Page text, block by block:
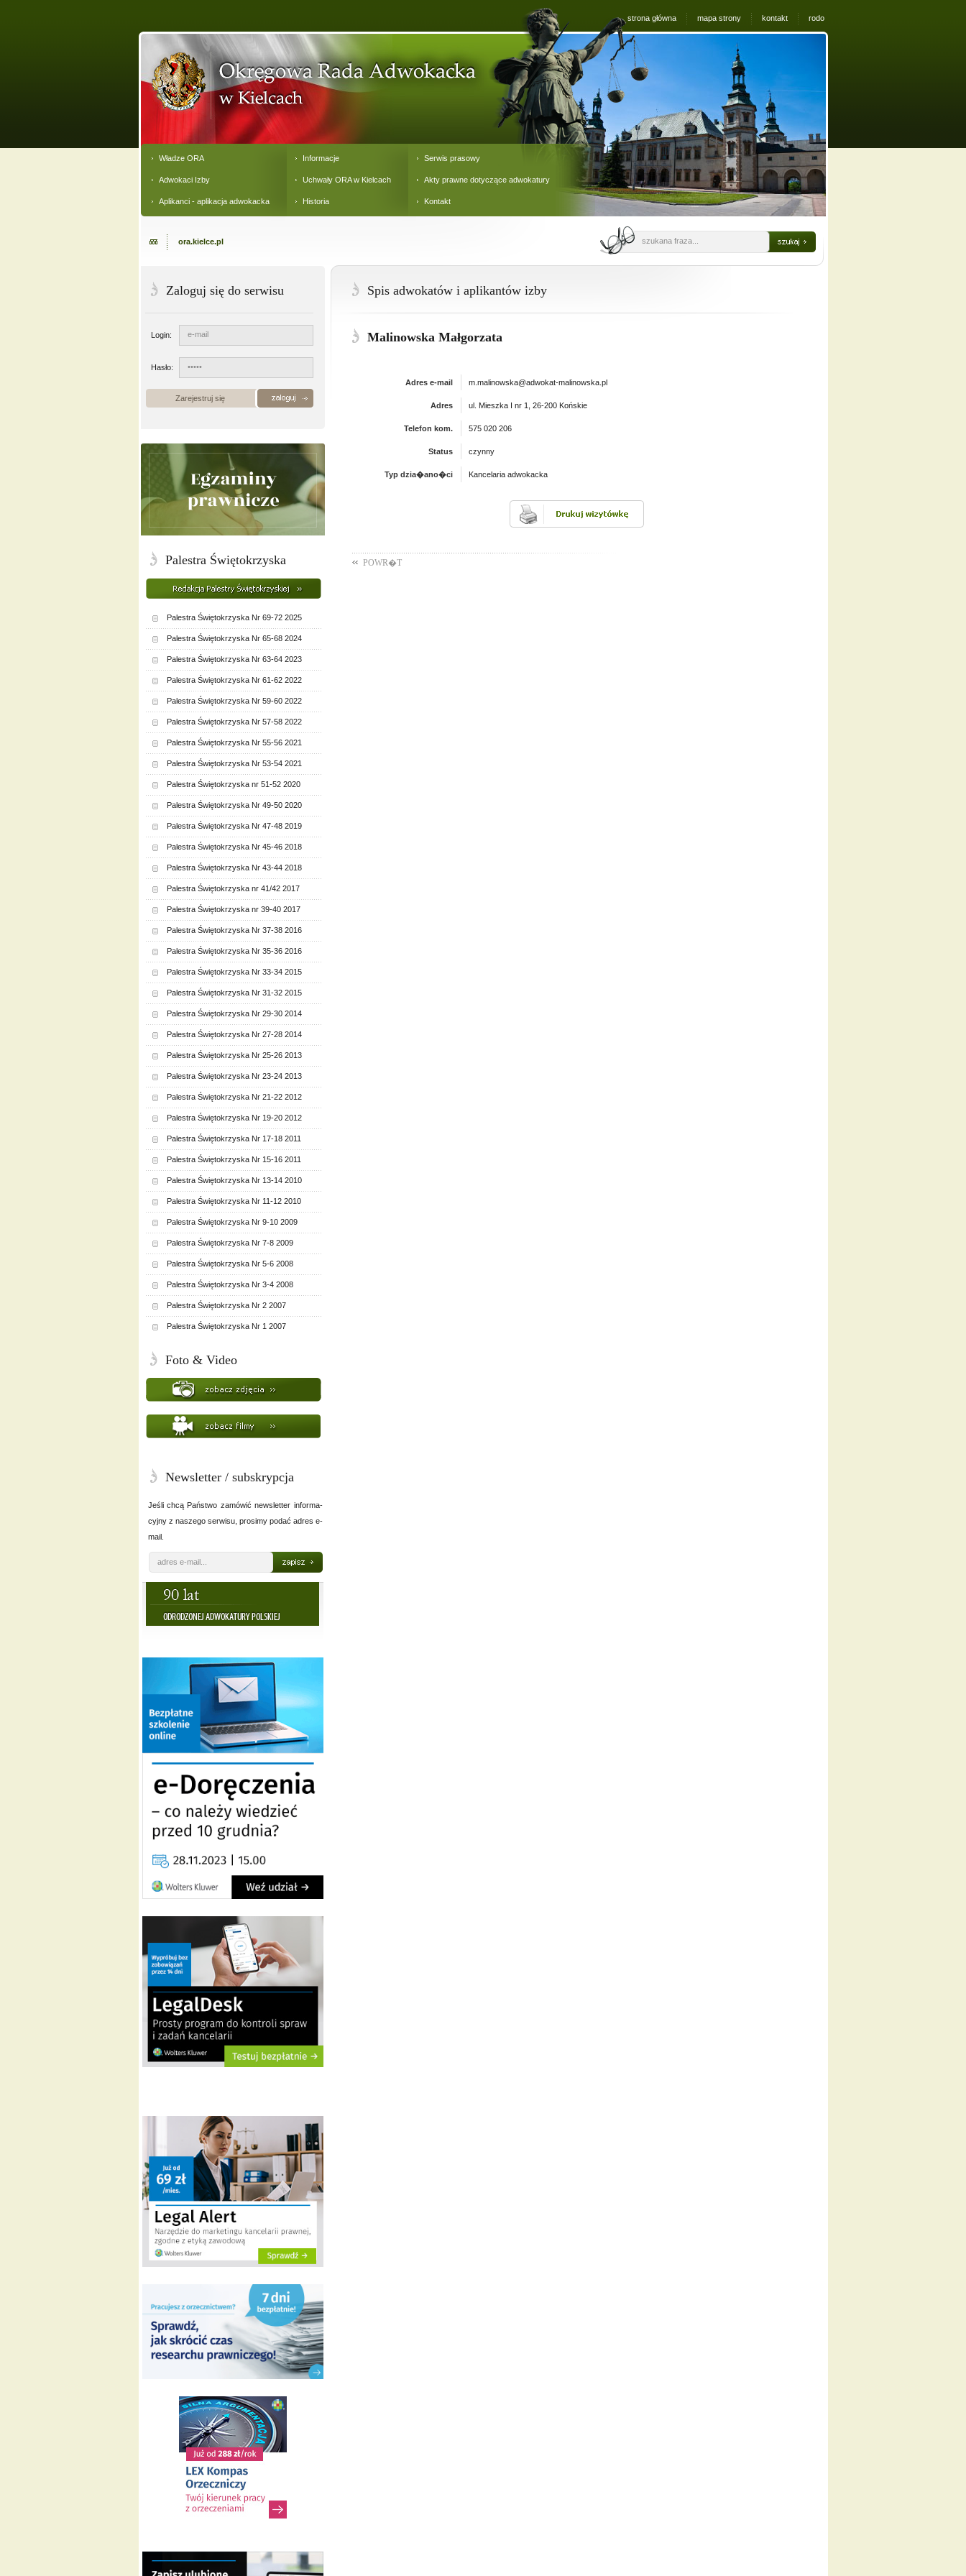
strona główna mapa strony kontakt rodo
Władze ORA
Adwokaci Izby
Aplikanci - aplikacja adwokacka
Informacje
Uchwały ORA w Kielcach
Historia
Serwis prasowy
Akty prawne dotyczące adwokatury
Kontakt
ora.kielce.pl szukana fraza...
Spis adwokatów i aplikantów izby
Malinowska Małgorzata
Adres e-mail m.malinowska@adwokat-malinowska.pl
Adres ul. Mieszka I nr 1, 26-200 Końskie
Telefon kom. 575 020 206
Status czynny
Typ dzia�ano�ci Kancelaria adwokacka
POWR�T
Zaloguj się do serwisu
Login:
Hasło:
Zarejestruj się
Palestra Świętokrzyska
Palestra Świętokrzyska Nr 69-72 2025
Palestra Świętokrzyska Nr 65-68 2024
Palestra Świętokrzyska Nr 63-64 2023
Palestra Świętokrzyska Nr 61-62 2022
Palestra Świętokrzyska Nr 59-60 2022
Palestra Świętokrzyska Nr 57-58 2022
Palestra Świętokrzyska Nr 55-56 2021
Palestra Świętokrzyska Nr 53-54 2021
Palestra Świętokrzyska nr 51-52 2020
Palestra Świętokrzyska Nr 49-50 2020
Palestra Świętokrzyska Nr 47-48 2019
Palestra Świętokrzyska Nr 45-46 2018
Palestra Świętokrzyska Nr 43-44 2018
Palestra Świętokrzyska nr 41/42 2017
Palestra Świętokrzyska nr 39-40 2017
Palestra Świętokrzyska Nr 37-38 2016
Palestra Świętokrzyska Nr 35-36 2016
Palestra Świętokrzyska Nr 33-34 2015
Palestra Świętokrzyska Nr 31-32 2015
Palestra Świętokrzyska Nr 29-30 2014
Palestra Świętokrzyska Nr 27-28 2014
Palestra Świętokrzyska Nr 25-26 2013
Palestra Świętokrzyska Nr 23-24 2013
Palestra Świętokrzyska Nr 21-22 2012
Palestra Świętokrzyska Nr 19-20 2012
Palestra Świętokrzyska Nr 17-18 2011
Palestra Świętokrzyska Nr 15-16 2011
Palestra Świętokrzyska Nr 13-14 2010
Palestra Świętokrzyska Nr 11-12 2010
Palestra Świętokrzyska Nr 9-10 2009
Palestra Świętokrzyska Nr 7-8 2009
Palestra Świętokrzyska Nr 5-6 2008
Palestra Świętokrzyska Nr 3-4 2008
Palestra Świętokrzyska Nr 2 2007
Palestra Świętokrzyska Nr 1 2007
Foto & Video
Newsletter / subskrypcja
Jeśli chcą Państwo zamówić newsletter informa-
cyjny z naszego serwisu, prosimy podać adres e-
mail.